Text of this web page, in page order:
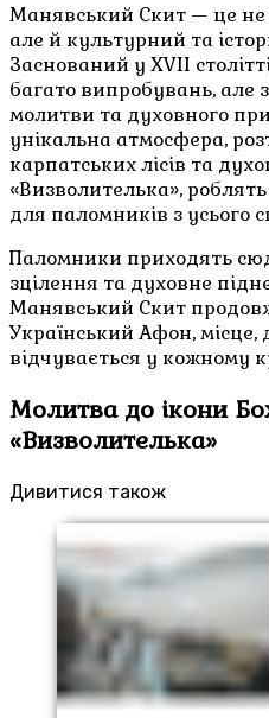
Манявський Скит — це не
але й культурний та
Заснований у XVII
багато випробувань,
молитви та духовного
унікальна атмосфера,
карпатських лісів та
«Визволителька»,
для паломників з усього
Паломники приходять
зцілення та духовне
Манявський Скит
Український Афон, місце,
відчувається у кожному
Молитва до ікони
«Визволителька»
Дивитися також